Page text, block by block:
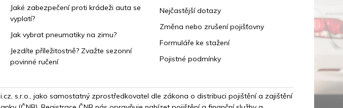
Jaké zabezpečení proti krádeži auta se
vyplatí?
Jak vybrat pneumatiky na zimu?
Jezdíte příležitostně? Zvažte sezonní
povinné ručení
Nejčastější dotazy
Změna nebo zrušení pojišťovny
Formuláře ke stažení
Pojistné podmínky
s.r.o., jako samostatný zprostředkovatel dle zákona o distribuci pojištění a zajištění